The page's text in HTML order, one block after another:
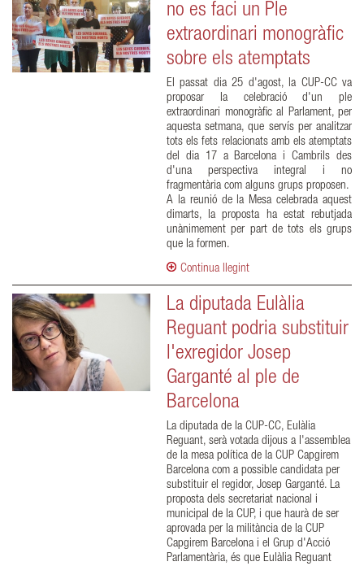
no es faci un Ple
extraordinari monogràfic
sobre els atemptats
El passat dia 25 d'agost, la CUP-CC va
proposar la celebració d'un ple
extraordinari monogràfic al Parlament, per
aquesta setmana, que servís per analitzar
tots els fets relacionats amb els atemptats
del dia 17 a Barcelona i Cambrils des
d'una perspectiva integral i no
fragmentària com alguns grups proposen.
A la reunió de la Mesa celebrada aquest
dimarts, la proposta ha estat rebutjada
unànimement per part de tots els grups
que la formen.
Continua llegint
La diputada Eulàlia
Reguant podria substituir
l'exregidor Josep
Garganté al ple de
Barcelona
La diputada de la CUP-CC, Eulàlia
Reguant, serà votada dijous a l'assemblea
de la mesa política de la CUP Capgirem
Barcelona com a possible candidata per
substituir el regidor, Josep Garganté. La
proposta dels secretariat nacional i
municipal de la CUP, i que haurà de ser
aprovada per la militància de la CUP
Capgirem Barcelona i el Grup d'Acció
Parlamentària, és que Eulàlia Reguant